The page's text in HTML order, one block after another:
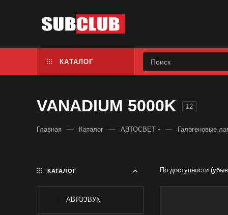
КАТАЛОГ
VANADIUM 5000K 12
Главная — Каталог — АВТОСВЕТ — Галогеновые
По доступности
КАТАЛОГ
АВТОЗВУК